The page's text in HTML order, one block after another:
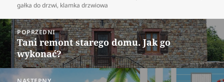
publikacji
gałka do drzwi, klamka drzwiowa
Nawigacja
wpisuPOPRZEDNI
Poprzedni
wpis:
Tani remont starego domu. Jak go
wykonać?